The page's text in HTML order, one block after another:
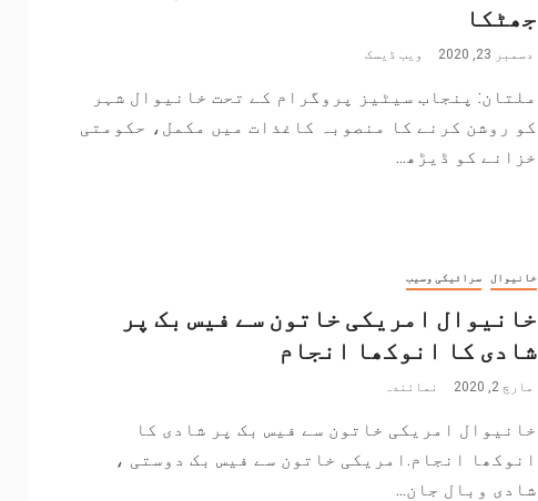
جھٹکا
دسمبر 23, 2020 ویب ڈیسک
ملتان: پنجاب سیٹیز پروگرام کے تحت خانیوال شہر
کو روشن کرنے کا منصوبہ کاغذات میں مکمل، حکومتی
خزانے کو ڈیڑھ...
خانیوال سرائیکی وسیب
خانیوال امریکی خاتون سے فیس بک پر
شادی کا انوکھا انجام
مارچ 2, 2020 نمائندہ
خانیوال امریکی خاتون سے فیس بک پر شادی کا
انوکھا انجام.امریکی خاتون سے فیس بک دوستی ،
شادی وبال جان...